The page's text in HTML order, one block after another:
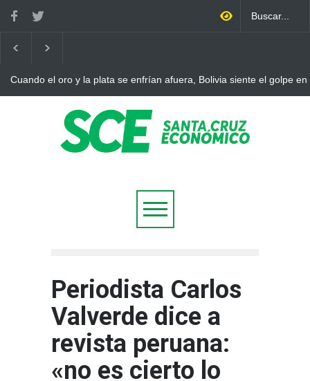
golpe en casa
Bolivia rompe dos décadas de distancia con el
Periodista Carlos
Valverde dice a
revista peruana:
«no es cierto lo